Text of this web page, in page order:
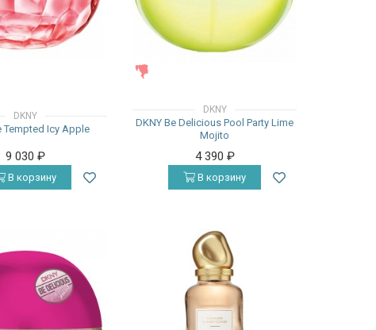
DKNY
Tempted Icy Apple
9 030 ₽
В корзину
DKNY
DKNY Be Delicious Pool Party Lime
Mojito
4 390 ₽
В корзину